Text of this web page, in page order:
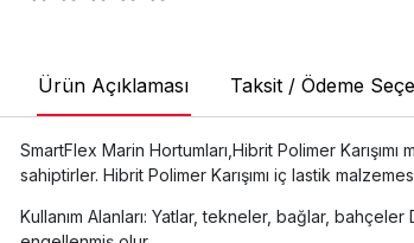
Ürün Açıklaması Taksit / Ödeme
SmartFlex Marin Hortumları,Hibrit Polimer
sahiptirler. Hibrit Polimer Karışımı iç lastik
Kullanım Alanları: Yatlar, tekneler, bağlar,